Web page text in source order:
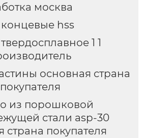
москва
hss
1 1
основная страна
покупателя
из порошковой
стали asp-30
страна покупателя